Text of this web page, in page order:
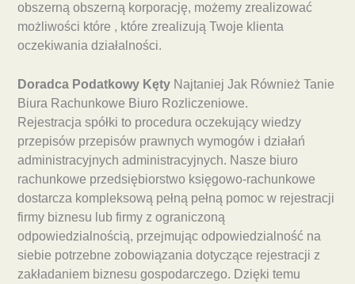
obszerną obszerną korporację, możemy zrealizować
możliwości które , które zrealizują Twoje klienta
oczekiwania działalności.
Doradca Podatkowy Kęty Najtaniej Jak Również Tanie
Biura Rachunkowe Biuro Rozliczeniowe.
Rejestracja spółki to procedura oczekujący wiedzy
przepisów przepisów prawnych wymogów i działań
administracyjnych administracyjnych. Nasze biuro
rachunkowe przedsiębiorstwo księgowo-rachunkowe
dostarcza kompleksową pełną pełną pomoc w rejestracji
firmy biznesu lub firmy z ograniczoną
odpowiedzialnością, przejmując odpowiedzialność na
siebie potrzebne zobowiązania dotyczące rejestracji z
zakładaniem biznesu gospodarczego. Dzięki temu